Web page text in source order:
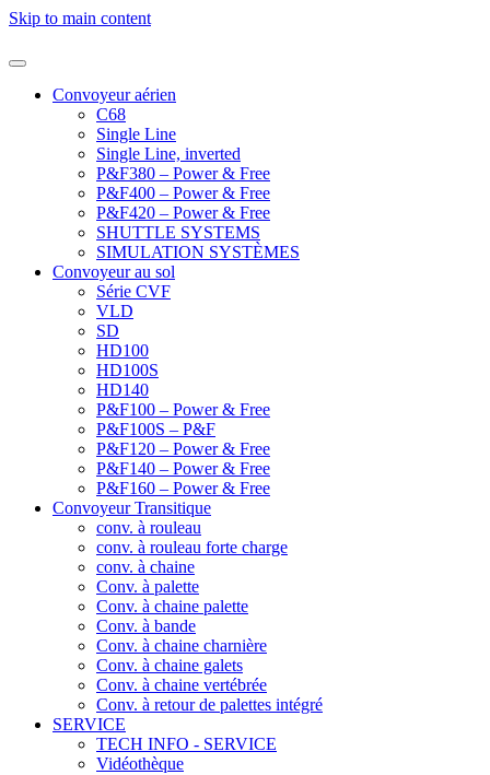
Skip to main content
Convoyeur aérien
C68
Single Line
Single Line, inverted
P&F380 – Power & Free
P&F400 – Power & Free
P&F420 – Power & Free
SHUTTLE SYSTEMS
SIMULATION SYSTÈMES
Convoyeur au sol
Série CVF
VLD
SD
HD100
HD100S
HD140
P&F100 – Power & Free
P&F100S – P&F
P&F120 – Power & Free
P&F140 – Power & Free
P&F160 – Power & Free
Convoyeur Transitique
conv. à rouleau
conv. à rouleau forte charge
conv. à chaine
Conv. à palette
Conv. à chaine palette
Conv. à bande
Conv. à chaine charnière
Conv. à chaine galets
Conv. à chaine vertébrée
Conv. à retour de palettes intégré
SERVICE
TECH INFO - SERVICE
Vidéothèque